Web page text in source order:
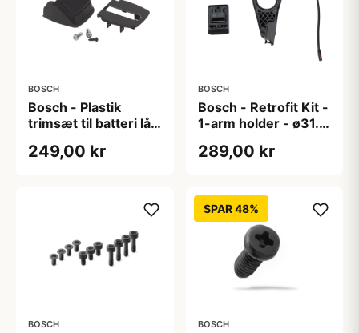
BOSCH
Bosch - Plastik
trimsæt til batteri lås
batteri
249,00 kr
BOSCH
Bosch - Retrofit Kit -
1-arm holder - ø31.8
289,00 kr
BOSCH
SPAR 48%
BOSCH